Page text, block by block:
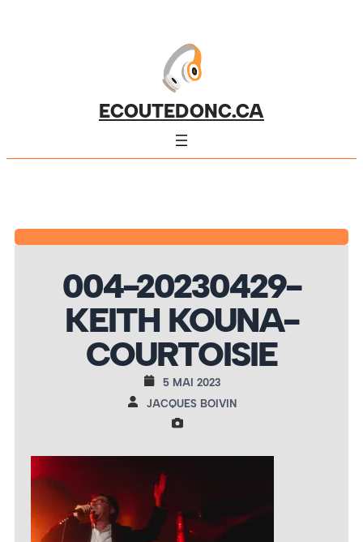
ECOUTEDONC.CA
004-20230429-
KEITH KOUNA-
COURTOISIE
5 MAI 2023
JACQUES BOIVIN